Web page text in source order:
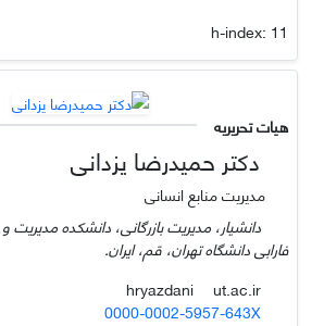
h-index: 11
هیات تحریریه
دکتر حمیدرضا یزدانی
مدیریت منابع انسانی
دانشیار، مدیریت بازرگانی، دانشکده
فارابی دانشگاه تهران، قم، ایران.
hryazdani
ut.ac.ir
0000-0002-5957-643X